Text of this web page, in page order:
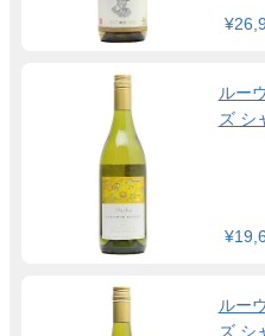
ルー
ズ シ
ルー
ズ シ